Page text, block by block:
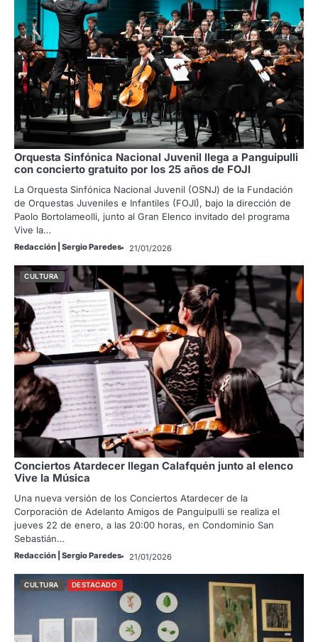
Orquesta Sinfónica Nacional Juvenil llega a Panguipulli
con concierto gratuito por los 25 años de FOJI
La Orquesta Sinfónica Nacional Juvenil (OSNJ) de la Fundación
de Orquestas Juveniles e Infantiles (FOJI), bajo la dirección de
Paolo Bortolameolli, junto al Gran Elenco invitado del programa
Vive la…
Redacción | Sergio Paredes 21/01/2026
CULTURA
Conciertos Atardecer llegan Calafquén junto al elenco
Vive la Música
Una nueva versión de los Conciertos Atardecer de la
Corporación de Adelanto Amigos de Panguipulli se realiza el
jueves 22 de enero, a las 20:00 horas, en Condominio San
Sebastián…
Redacción | Sergio Paredes 21/01/2026
CULTURA DESTACADO